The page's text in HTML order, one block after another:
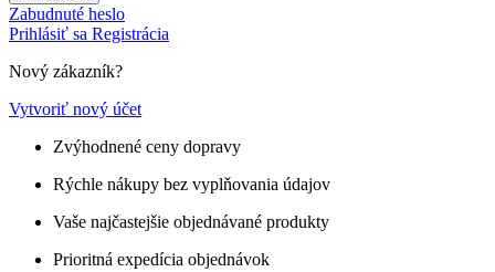
Zabudnuté heslo
Prihlásiť sa Registrácia
Nový zákazník?
Vytvoriť nový účet
Zvýhodnené ceny dopravy
Rýchle nákupy bez vyplňovania údajov
Vaše najčastejšie objednávané produkty
Prioritná expedícia objednávok